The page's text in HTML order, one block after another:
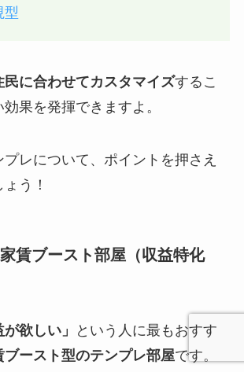
型
に合わせてカスタマイズするこ
果を発揮できますよ。
レについて、ポイントを押さえ
う！
賃ブースト部屋（収益特化
欲しい」
という人に最もおすす
ブースト型のテンプレ部屋です。